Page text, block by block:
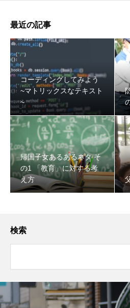
最近の記事
コーディングしてみよう
~マトリックスなテキスト
~
帰国子女あるあるネタ そ
の1 「教育」に対する考
え方
検索